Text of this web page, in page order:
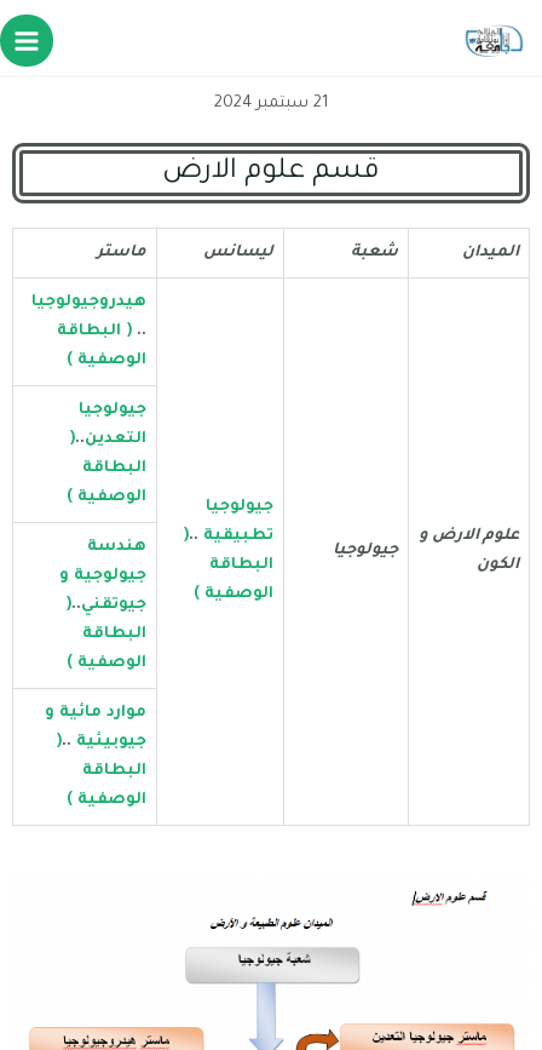
21 سبتمبر 2024
قسم علوم الارض
الميدان شعبة ليسانس ماستر
علوم الارض و
الكون
جيولوجيا
جيولوجيا
تطبيقية ..
(
البطاقة
الوصفية )
هيدروجيولوجيا
.. ( البطاقة
الوصفية )
جيولوجيا
التعدين..
(
البطاقة
الوصفية )
هندسة
جيولوجية و
جيوتقني..
(
البطاقة
الوصفية )
موارد مائية و
جيوبيئية ..
(
البطاقة
الوصفية )